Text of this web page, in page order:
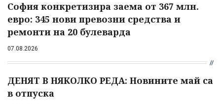
София конкретизира заема от 367 млн.
евро: 345 нови превозни средства и
ремонти на 20 булеварда
07.08.2026
ДЕНЯТ В НЯКОЛКО РЕДА: Новините май са
в отпуска